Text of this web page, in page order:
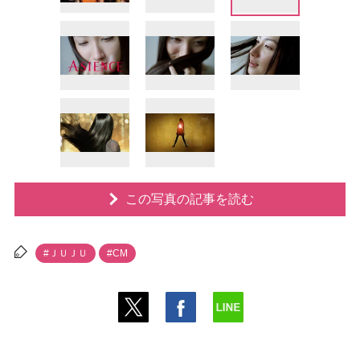
この写真の記事を読む
#ＪＵＪＵ #CM